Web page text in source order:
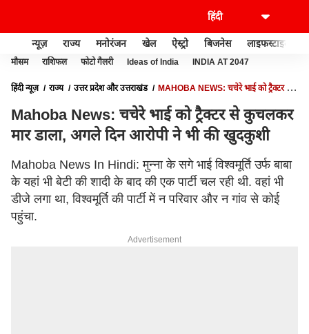
न्यूज़ राज्य मनोरंजन खेल ऐस्ट्रो बिजनेस लाइफस्टाइल
मौसम राशिफल फोटो गैलरी Ideas of India INDIA AT 2047
हिंदी न्यूज़ राज्य उत्तर प्रदेश और उत्तराखंड
MAHOBA NEWS: चचेरे भाई को ट्रैक्टर से
Mahoba News: चचेरे भाई को ट्रैक्टर से कुचलकर
मार डाला, अगले दिन आरोपी ने भी की खुदकुशी
Mahoba News In Hindi: मुन्ना के सगे भाई विश्वमूर्ति उर्फ बाबा
के यहां भी बेटी की शादी के बाद की एक पार्टी चल रही थी. वहां भी
डीजे लगा था, विश्वमूर्ति की पार्टी में न परिवार और न गांव से कोई
पहुंचा.
Advertisement